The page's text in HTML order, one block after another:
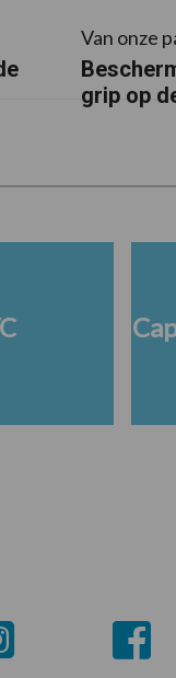
Van onze
grip op